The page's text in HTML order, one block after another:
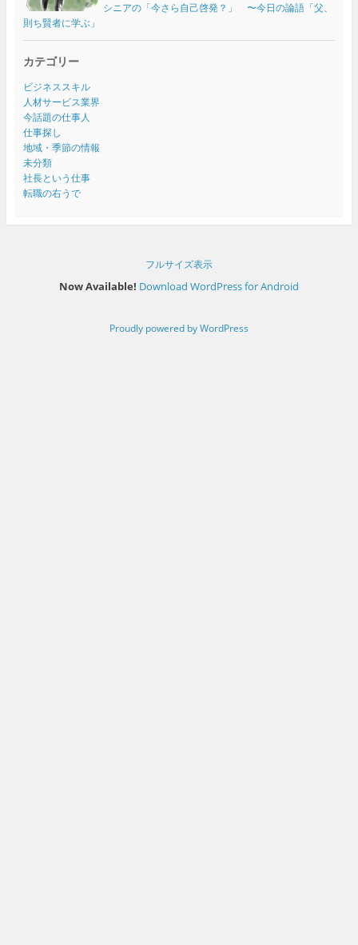
シニアの「今さら自己啓発？」 〜今日の論語「父、
則ち賢者に学ぶ」
カテゴリー
ビジネススキル
人材サービス業界
今話題の仕事人
仕事探し
地域・季節の情報
未分類
社長という仕事
転職の右うで
フルサイズ表示
Now Available! Download WordPress for Android
Proudly powered by WordPress